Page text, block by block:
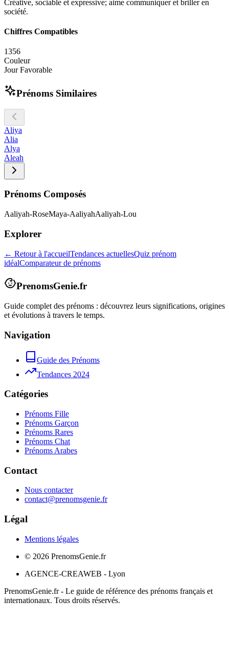
Créative, sociable et expressive; aime communiquer et briller en
société.
Chiffres Compatibles
1356
Couleur
Jour Favorable
Prénoms Similaires
Aliya
Alia
Alya
Aleah
Prénoms Composés
Aaliyah-RoseMaya-AaliyahAaliyah-Lou
Explorer
← Retour à l'accueilTendances actuellesQuiz prénom
idéalComparateur de prénoms
PrenomsGenie.fr
Guide complet des prénoms : découvrez leurs significations, origines
et évolutions à travers le temps.
Navigation
Guide des Prénoms
Tendances 2024
Catégories
Prénoms Fille
Prénoms Garçon
Prénoms Rares
Prénoms Chat
Prénoms Arabes
Contact
Nous contacter
contact@prenomsgenie.fr
Légal
Mentions légales
© 2026 PrenomsGenie.fr
AGENCE-CREAWEB - Lyon
PrenomsGenie.fr - Le guide de référence des prénoms français et
internationaux. Tous droits réservés.